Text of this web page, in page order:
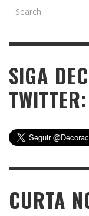
SIGA
TWITTER:
CURTA